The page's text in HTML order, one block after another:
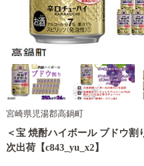
宮崎県児湯郡高鍋町
＜宝 焼酎ハイボール ブドウ割
次出荷【c843_yu_x2】